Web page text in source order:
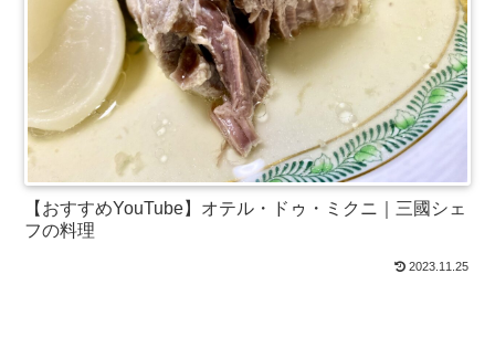
【おすすめYouTube】オテル・ドゥ・ミクニ｜三國シェ
フの料理
2023.11.25